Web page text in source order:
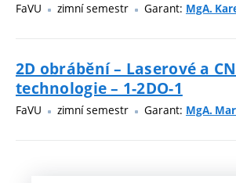
FaVU zimní semestr Garant: MgA.
2D obrábění – Laserové a
technologie – 1-2DO-1
FaVU zimní semestr Garant: MgA.